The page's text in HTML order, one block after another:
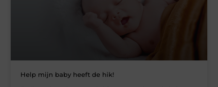
Help mijn baby heeft de hik!